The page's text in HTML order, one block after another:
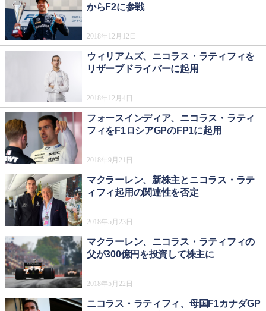
からF2に参戦
2018年12月12日
ウィリアムズ、ニコラス・ラティフィを
リザーブドライバーに起用
2018年12月4日
フォースインディア、ニコラス・ラティ
フィをF1ロシアGPのFP1に起用
2018年9月21日
マクラーレン、新株主とニコラス・ラテ
ィフィ起用の関連性を否定
2018年5月23日
マクラーレン、ニコラス・ラティフィの
父が300億円を投資して株主に
2018年5月22日
ニコラス・ラティフィ、母国F1カナダGP